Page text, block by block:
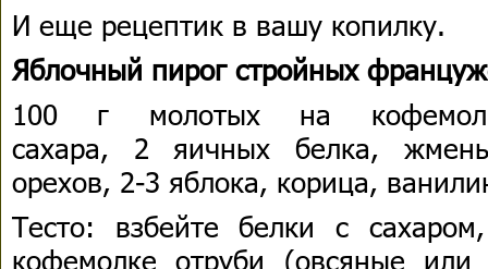
И еще рецептик в вашу копилку.
Яблочный пирог стройных
100 г молотых на
сахара, 2 яичных белка,
орехов, 2-3 яблока, корица,
Тесто: взбейте белки с
кофемолке отруби (овсяные или